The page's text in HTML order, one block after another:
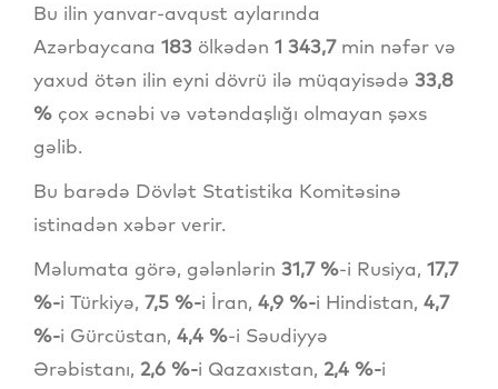
Bu ilin yanvar-avqust aylarında
Azərbaycana 183 ölkədən 1 343,7min nəfər və
yaxud ötən ilin eyni dövrü ilə müqayisədə 33,8
% çox əcnəbi və vətəndaşlığı olmayan şəxs
gəlib.
Bu barədə Dövlət Statistika Komitəsinə
istinadən xəbər verir.
Məlumata görə, gələnlərin 31,7 %-i Rusiya, 17,7
%-i Türkiyə, 7,5 %-i İran, 4,9 %-i Hindistan, 4,7
%-i Gürcüstan, 4,4 %-i Səudiyyə
Ərəbistanı, 2,6 %-i Qazaxıstan, 2,4 %-i